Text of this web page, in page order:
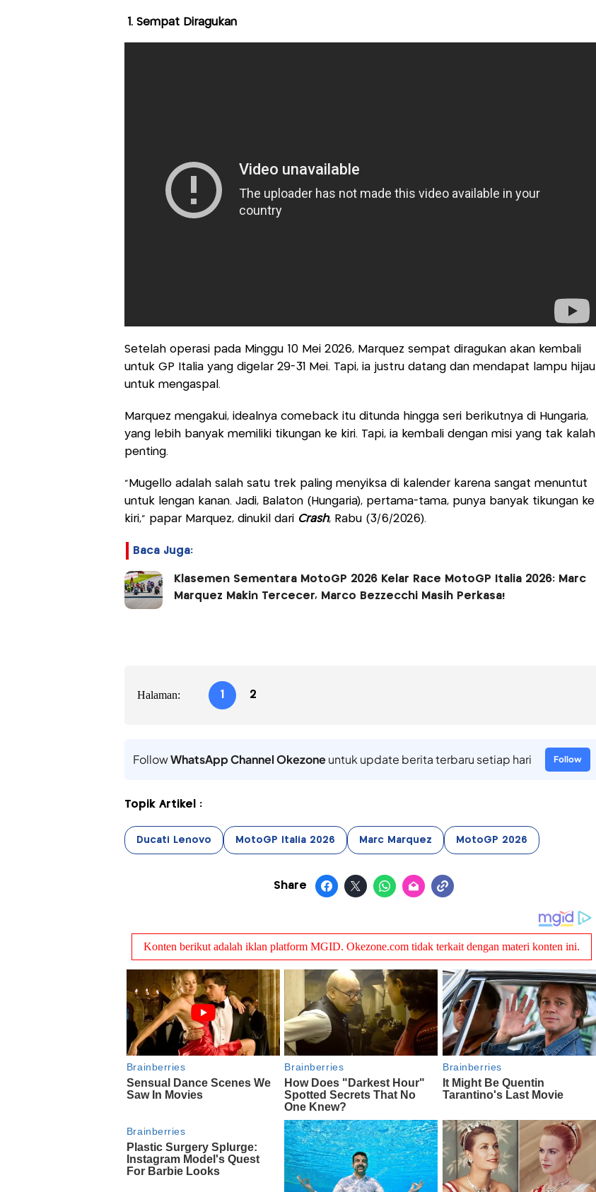
1. Sempat Diragukan
Setelah operasi pada Minggu 10 Mei 2026, Marquez sempat diragukan akan kembali
untuk GP Italia yang digelar 29-31 Mei. Tapi, ia justru datang dan mendapat lampu hijau
untuk mengaspal.
Marquez mengakui, idealnya comeback itu ditunda hingga seri berikutnya di Hungaria,
yang lebih banyak memiliki tikungan ke kiri. Tapi, ia kembali dengan misi yang tak kalah
penting.
“Mugello adalah salah satu trek paling menyiksa di kalender karena sangat menuntut
untuk lengan kanan. Jadi, Balaton (Hungaria), pertama-tama, punya banyak tikungan ke
kiri,” papar Marquez, dinukil dari Crash, Rabu (3/6/2026).
Baca Juga:
Klasemen Sementara MotoGP 2026 Kelar Race MotoGP Italia 2026: Marc
Marquez Makin Tercecer, Marco Bezzecchi Masih Perkasa!
Halaman: 1 2
FollowWhatsApp Channel Okezoneuntuk update berita terbaru setiap hari Follow
Topik Artikel :
Ducati Lenovo MotoGP Italia 2026 Marc Marquez MotoGP 2026
Share